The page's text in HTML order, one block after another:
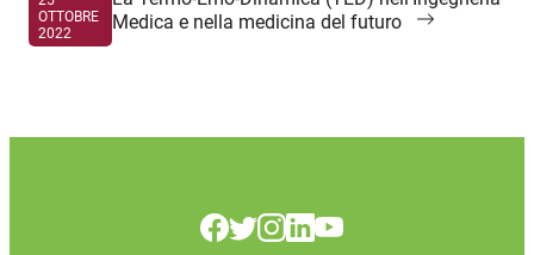
OTTOBRE
2022
Medica e nella medicina del futuro